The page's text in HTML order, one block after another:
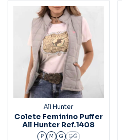
All Hunter
Colete Feminino Puffer
All Hunter Ref.1408
P M G GG